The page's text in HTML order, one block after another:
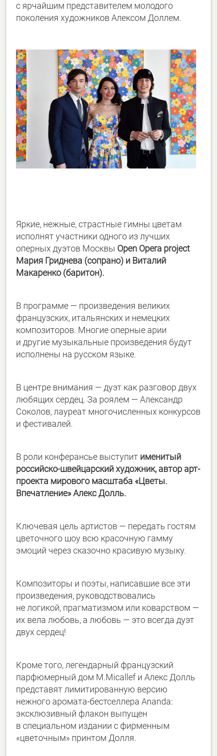
с ярчайшим представителем молодого
поколения художников Алексом Доллем.
Яркие, нежные, страстные гимны цветам
исполнят участники одного из лучших
оперных дуэтов Москвы Open Opera project
Мария Гриднева (сопрано) и Виталий
Макаренко (баритон).
В программе — произведения великих
французских, итальянских и немецких
композиторов. Многие оперные арии
и другие музыкальные произведения будут
исполнены на русском языке.
В центре внимания — дуэт как разговор двух
любящих сердец. За роялем — Александр
Соколов, лауреат многочисленных конкурсов
и фестивалей.
В роли конферансье выступит именитый
российско-швейцарский художник, автор арт-
проекта мирового масштаба «Цветы.
Впечатление» Алекс Долль.
Ключевая цель артистов — передать гостям
цветочного шоу всю красочную гамму
эмоций через сказочно красивую музыку.
Композиторы и поэты, написавшие все эти
произведения, руководствовались
не логикой, прагматизмом или коварством —
их вела любовь, а любовь — это всегда дуэт
двух сердец!
Кроме того, легендарный французский
парфюмерный дом M.Micallef и Алекс Долль
представят лимитированную версию
нежного аромата-бестселлера Ananda:
эксклюзивный флакон выпущен
в специальном издании с фирменным
«цветочным» принтом Долля.